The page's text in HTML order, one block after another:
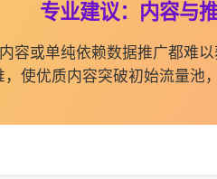
专业建议：内容与
容或单纯依赖数据推广都难
，使优质内容突破初始流量池